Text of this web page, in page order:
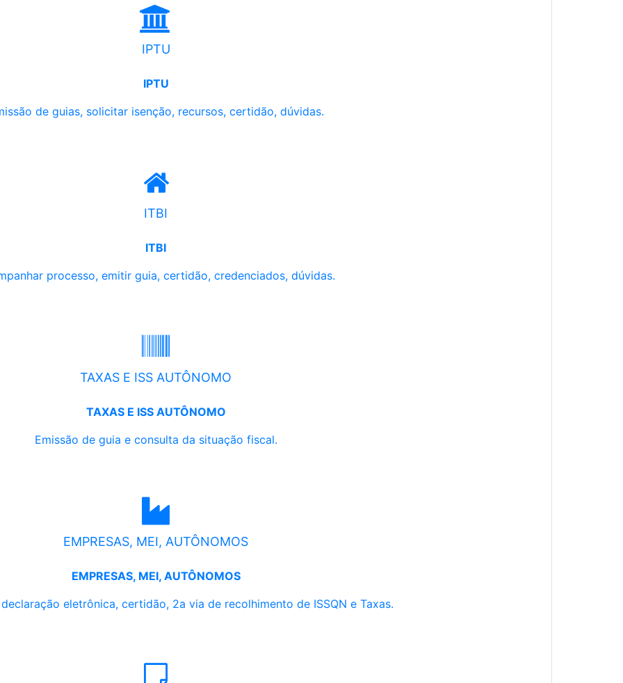
IPTU
IPTU
de guias, solicitar isenção, recursos, certidão, dúvidas.
ITBI
ITBI
processo, emitir guia, certidão, credenciados, dúvidas.
TAXAS E ISS AUTÔNOMO
TAXAS E ISS AUTÔNOMO
Emissão de guia e consulta da situação fiscal.
EMPRESAS, MEI, AUTÔNOMOS
EMPRESAS, MEI, AUTÔNOMOS
eletrônica, certidão, 2a via de recolhimento de ISSQN e Taxas.